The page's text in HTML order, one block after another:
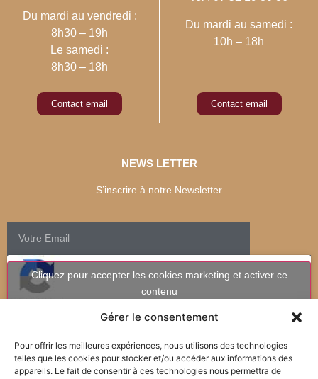
Gérer le consentement
Pour offrir les meilleures expériences, nous utilisons des technologies
telles que les cookies pour stocker et/ou accéder aux informations des
appareils. Le fait de consentir à ces technologies nous permettra de
Du mardi au vendredi :
8h30 – 19h
Le samedi :
8h30 – 18h
Contact email
Du mardi au samedi :
10h – 18h
Contact email
NEWS LETTER
S’inscrire à notre Newsletter
Cliquez pour accepter les cookies marketing et activer ce
contenu